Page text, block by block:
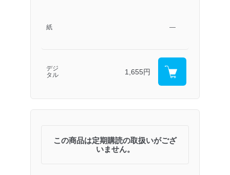
紙 ―
デジ
タル
1,655円
この商品は定期購読の取扱いがござ
いません。